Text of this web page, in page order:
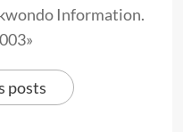
Information.
posts